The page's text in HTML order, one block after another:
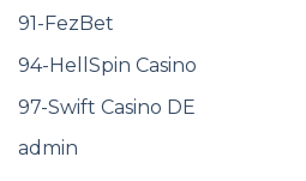
91-FezBet
94-HellSpin Casino
97-Swift Casino DE
admin